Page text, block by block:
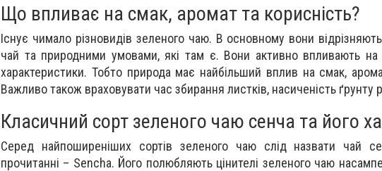
Що впливає на смак, аромат та корисність?
Існує чимало різновидів зеленого чаю. В основному вони
чай та природними умовами, які там є. Вони активно впливають на
характеристики. Тобто природа має найбільший вплив на смак,
Важливо також враховувати час збирання листків, насиченість ґрунту
Класичний сорт зеленого чаю сенча та його
Серед найпоширеніших сортів зеленого чаю слід назвати чай
прочитанні – Sencha. Його полюбляють цінителі зеленого чаю